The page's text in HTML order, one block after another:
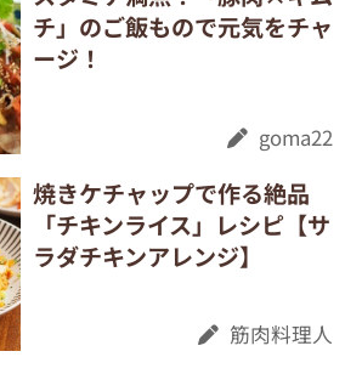
チ」のご飯もので元気をチャ
ージ！
goma22
焼きケチャップで作る絶品
「チキンライス」レシピ【サ
ラダチキンアレンジ】
筋肉料理人